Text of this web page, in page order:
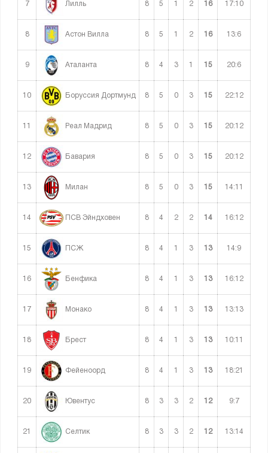
7 Лилль 8 5 1 2 16 17:10
8 Астон Вилла 8 5 1 2 16 13:6
9 Аталанта 8 4 3 1 15 20:6
10 Боруссия Дортмунд 8 5 0 3 15 22:12
11 Реал Мадрид 8 5 0 3 15 20:12
12 Бавария 8 5 0 3 15 20:12
13 Милан 8 5 0 3 15 14:11
14 ПСВ Эйндховен 8 4 2 2 14 16:12
15 ПСЖ 8 4 1 3 13 14:9
16 Бенфика 8 4 1 3 13 16:12
17 Монако 8 4 1 3 13 13:13
18 Брест 8 4 1 3 13 10:11
19 Фейеноорд 8 4 1 3 13 18:21
20 Ювентус 8 3 3 2 12 9:7
21 Селтик 8 3 3 2 12 13:14